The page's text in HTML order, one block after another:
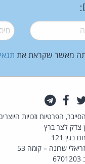
מאשר שקראת את
טוויטרפייסבוק
הפרטיות וזכויות
צדק לצר ברץ
121
שרונה – קומה 53